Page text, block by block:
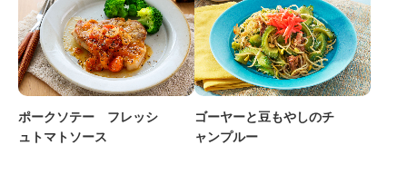
ポークソテー フレッシ
ュトマトソース
ゴーヤーと豆もやしのチ
ャンプルー